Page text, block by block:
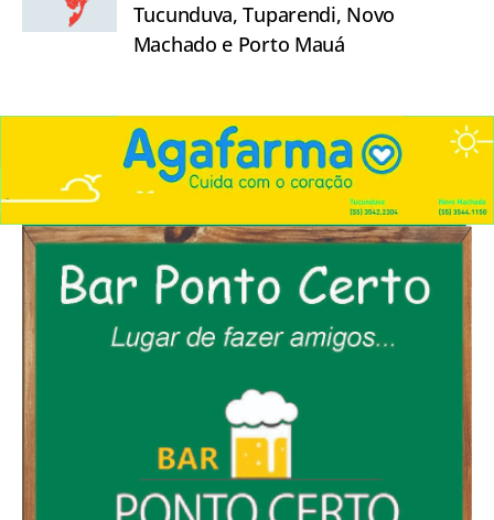
Tucunduva, Tuparendi, Novo
Machado e Porto Mauá